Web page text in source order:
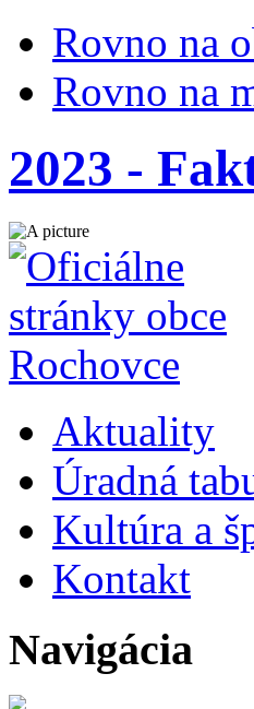
Rovno na
Rovno na
2023 -
Aktuality
Úradná
Kultúra a
Kontakt
Navigácia